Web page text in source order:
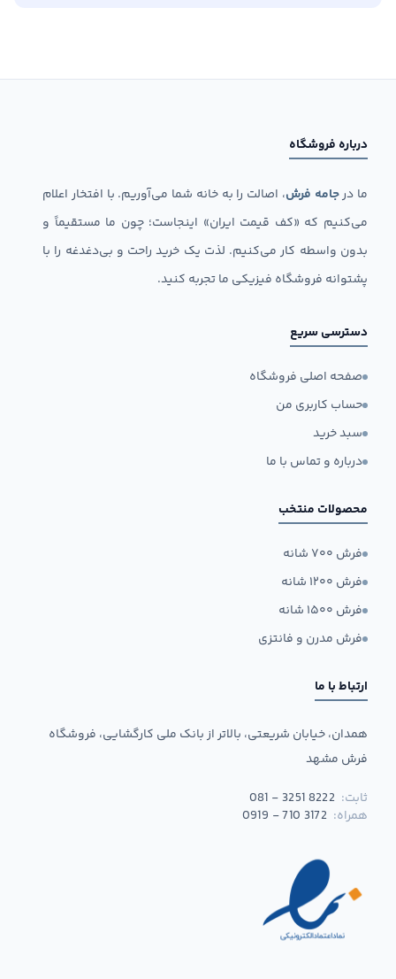
درباره فروشگاه
ما درجامه فرش، اصالت را به خانه شما می‌آوریم. با افتخار اعلام
می‌کنیم که «کف قیمت ایران» اینجاست؛ چون ما مستقیماً و
بدون واسطه کار می‌کنیم. لذت یک خرید راحت و بی‌دغدغه را با
پشتوانه فروشگاه فیزیکی ما تجربه کنید.
دسترسی سریع
صفحه اصلی فروشگاه
حساب کاربری من
سبد خرید
درباره و تماس با ما
محصولات منتخب
فرش ۷۰۰ شانه
فرش ۱۲۰۰ شانه
فرش ۱۵۰۰ شانه
فرش مدرن و فانتزی
ارتباط با ما
همدان، خیابان شریعتی، بالاتر از بانک ملی کارگشایی، فروشگاه
فرش مشهد
ثابت: 081 - 3251 8222
همراه: 0919 - 710 3172